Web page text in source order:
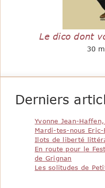
Le dico dont
30
Derniers
Yvonne Jean-
Mardi-tes-nous
Ilots de liberté
En route pour le
de Grignan
Les solitudes de